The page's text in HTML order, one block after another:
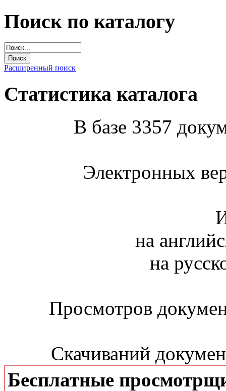
Поиск по каталогу
Расширенный поиск
Статистика каталога
В базе 3357
Электронных
на
на
Просмотров
Скачиваний
Бесплатные